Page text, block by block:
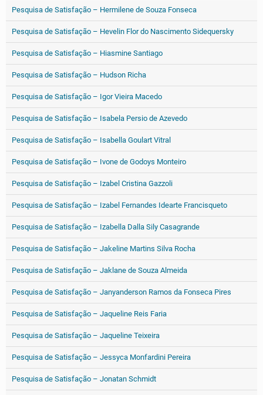
Pesquisa de Satisfação – Hermilene de Souza Fonseca
Pesquisa de Satisfação – Hevelin Flor do Nascimento Sidequersky
Pesquisa de Satisfação – Hiasmine Santiago
Pesquisa de Satisfação – Hudson Richa
Pesquisa de Satisfação – Igor Vieira Macedo
Pesquisa de Satisfação – Isabela Persio de Azevedo
Pesquisa de Satisfação – Isabella Goulart Vitral
Pesquisa de Satisfação – Ivone de Godoys Monteiro
Pesquisa de Satisfação – Izabel Cristina Gazzoli
Pesquisa de Satisfação – Izabel Fernandes Idearte Francisqueto
Pesquisa de Satisfação – Izabella Dalla Sily Casagrande
Pesquisa de Satisfação – Jakeline Martins Silva Rocha
Pesquisa de Satisfação – Jaklane de Souza Almeida
Pesquisa de Satisfação – Janyanderson Ramos da Fonseca Pires
Pesquisa de Satisfação – Jaqueline Reis Faria
Pesquisa de Satisfação – Jaqueline Teixeira
Pesquisa de Satisfação – Jessyca Monfardini Pereira
Pesquisa de Satisfação – Jonatan Schmidt